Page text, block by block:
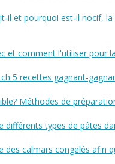
il et pourquoi est-il nocif,
et comment l'utiliser pour
5 recettes gagnant-
Méthodes de
différents types de pâtes
des calmars congelés afin